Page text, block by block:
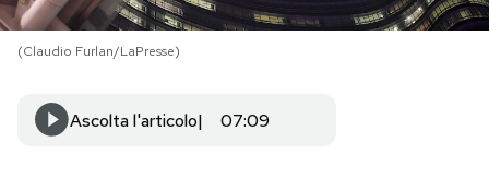
SHOP
(Claudio Furlan/LaPresse)
Ascolta l'articolo 07:09